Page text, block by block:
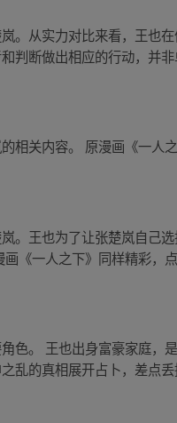
。从实力对比来看，王也
判断做出相应的行动，并
相关内容。 原漫画《一人
。王也为了让张楚岚自己
《一人之下》同样精彩，
色。 王也出身富豪家庭
乱的真相展开占卜，差点